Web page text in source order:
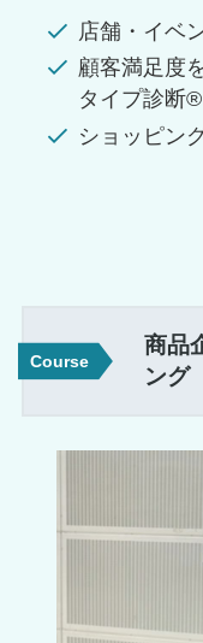
店舗・イベ
顧客満足度
タイプ診断
ショッピン
Course
商品
ング